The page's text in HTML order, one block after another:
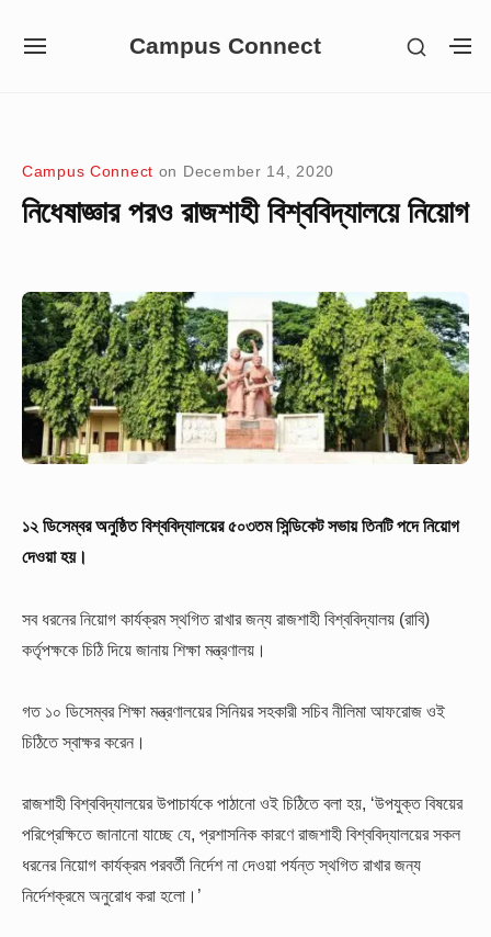
Campus Connect
SITE
SHOW
Campus Connect on December 14, 2020
নিধেষাজ্ঞার পরও রাজশাহী বিশ্ববিদ্যালয়ে নিয়োগ
১২ ডিসেম্বর অনুষ্ঠিত বিশ্ববিদ্যালয়ের ৫০৩তম সিন্ডিকেট সভায় তিনটি পদে নিয়োগ
দেওয়া হয়।
সব ধরনের নিয়োগ কার্যক্রম স্থগিত রাখার জন্য রাজশাহী বিশ্ববিদ্যালয় (রাবি)
কর্তৃপক্ষকে চিঠি দিয়ে জানায় শিক্ষা মন্ত্রণালয়।
গত ১০ ডিসেম্বর শিক্ষা মন্ত্রণালয়ের সিনিয়র সহকারী সচিব নীলিমা আফরোজ ওই
চিঠিতে স্বাক্ষর করেন।
রাজশাহী বিশ্ববিদ্যালয়ের উপাচার্যকে পাঠানো ওই চিঠিতে বলা হয়, ‘উপযুক্ত বিষয়ের
পরিপ্রেক্ষিতে জানানো যাচ্ছে যে, প্রশাসনিক কারণে রাজশাহী বিশ্ববিদ্যালয়ের সকল
ধরনের নিয়োগ কার্যক্রম পরবর্তী নির্দেশ না দেওয়া পর্যন্ত স্থগিত রাখার জন্য
নির্দেশক্রমে অনুরোধ করা হলো।’